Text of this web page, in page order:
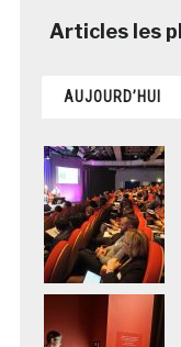
AUJOURD’HUI